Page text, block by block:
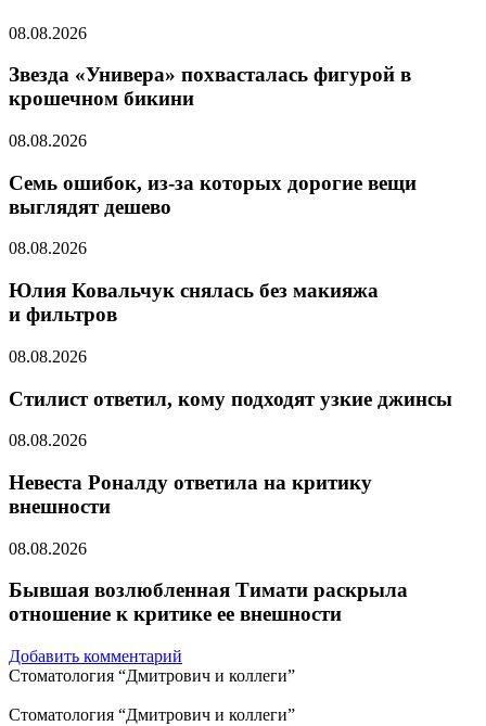
08.08.2026
Звезда «Универа» похвасталась фигурой в
крошечном бикини
08.08.2026
Семь ошибок, из-за которых дорогие вещи
выглядят дешево
08.08.2026
Юлия Ковальчук снялась без макияжа
и фильтров
08.08.2026
Стилист ответил, кому подходят узкие джинсы
08.08.2026
Невеста Роналду ответила на критику
внешности
08.08.2026
Бывшая возлюбленная Тимати раскрыла
отношение к критике ее внешности
Добавить комментарий
Стоматология “Дмитрович и коллеги”
Стоматология “Дмитрович и коллеги”